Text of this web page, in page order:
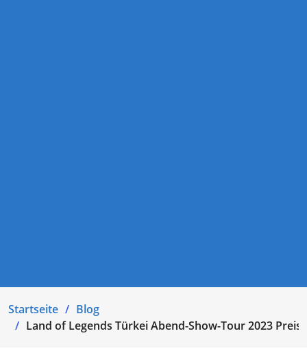
Startseite
Blog
Land of Legends Türkei Abend-Show-Tour 2023 Preis